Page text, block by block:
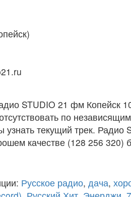
STUDIO 21 фм Копейск
по
узнать текущий трек.
качестве (128 256 320)
Русское радио, дача,